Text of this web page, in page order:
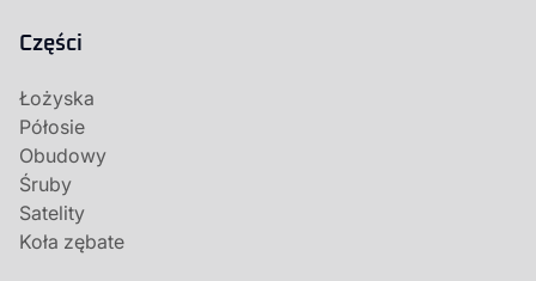
Części
Łożyska
Półosie
Obudowy
Śruby
Satelity
Koła zębate